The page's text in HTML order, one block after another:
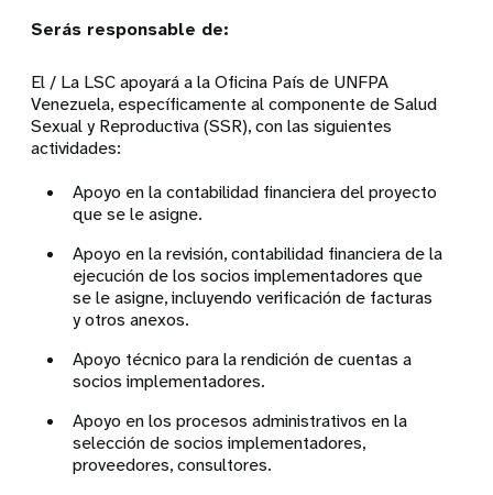
Serás responsable de:
El / La LSC apoyará a la Oficina País de UNFPA
Venezuela, específicamente al componente de Salud
Sexual y Reproductiva (SSR), con las siguientes
actividades:
Apoyo en la contabilidad financiera del proyecto
que se le asigne.
Apoyo en la revisión, contabilidad financiera de la
ejecución de los socios implementadores que
se le asigne, incluyendo verificación de facturas
y otros anexos.
Apoyo técnico para la rendición de cuentas a
socios implementadores.
Apoyo en los procesos administrativos en la
selección de socios implementadores,
proveedores, consultores.